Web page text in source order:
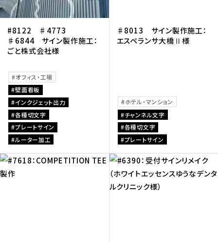
#8122 ♯4773
♯6844 サイン製作施工：
ごと株式会社様
オフィス・工場
壁面看板
インクジェット出力
各種切文字
プレートサイン
ルーター加工
♯8013 サイン製作施工：
エスペランサ大橋Ⅱ様
ホテル・マンション
チャンネル文字
各種切文字
プレートサイン